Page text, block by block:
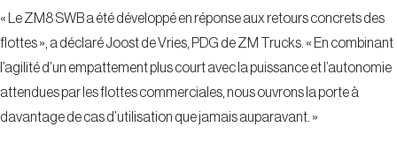
« Le ZM8 SWB a été développé en réponse aux retours concrets des
flottes », a déclaré Joost de Vries, PDG de ZM Trucks. « En combinant
l’agilité d’un empattement plus court avec la puissance et l’autonomie
attendues par les flottes commerciales, nous ouvrons la porte à
davantage de cas d’utilisation que jamais auparavant. »